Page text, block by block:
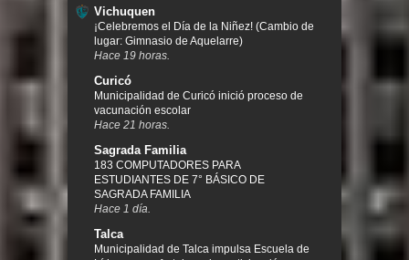
Vichuquen
¡Celebremos el Día de la Niñez! (Cambio de
lugar: Gimnasio de Aquelarre)
Hace 19 horas.
Curicó
Municipalidad de Curicó inició proceso de
vacunación escolar
Hace 21 horas.
Sagrada Familia
183 COMPUTADORES PARA
ESTUDIANTES DE 7° BÁSICO DE
SAGRADA FAMILIA
Hace 1 día.
Talca
Municipalidad de Talca impulsa Escuela de